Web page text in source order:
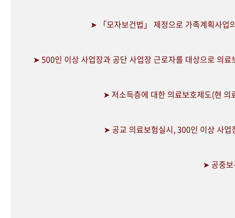
➤ 「모자보건법」 제정으로 가족계획사업
➤ 500인 이상 사업장과 공단 사업장 근로자를 대상으로 의료
➤ 저소득층에 대한 의료보호제도(현 의
➤ 공교 의료보험실시, 300인 이상 사업
➤ 공중보